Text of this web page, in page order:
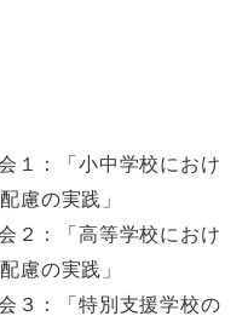
30 休憩
１：「小中学校におけ
慮の実践」
２：「高等学校におけ
慮の実践」
３：「特別支援学校の